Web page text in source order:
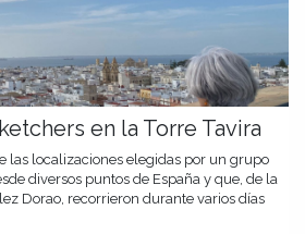
en la Torre Tavira
las localizaciones elegidas por un grupo
diversos puntos de España y que, de la
Dorao, recorrieron durante varios días